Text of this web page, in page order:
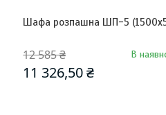
Шафа розпашна ШП-5
12 585 ₴
11 326,50 ₴
В